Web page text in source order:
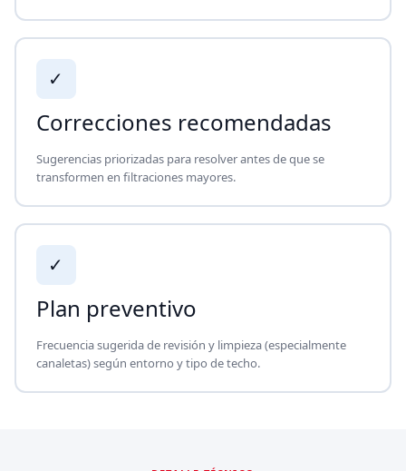
✓
Correcciones recomendadas
Sugerencias priorizadas para resolver antes de que se
transformen en filtraciones mayores.
✓
Plan preventivo
Frecuencia sugerida de revisión y limpieza (especialmente
canaletas) según entorno y tipo de techo.